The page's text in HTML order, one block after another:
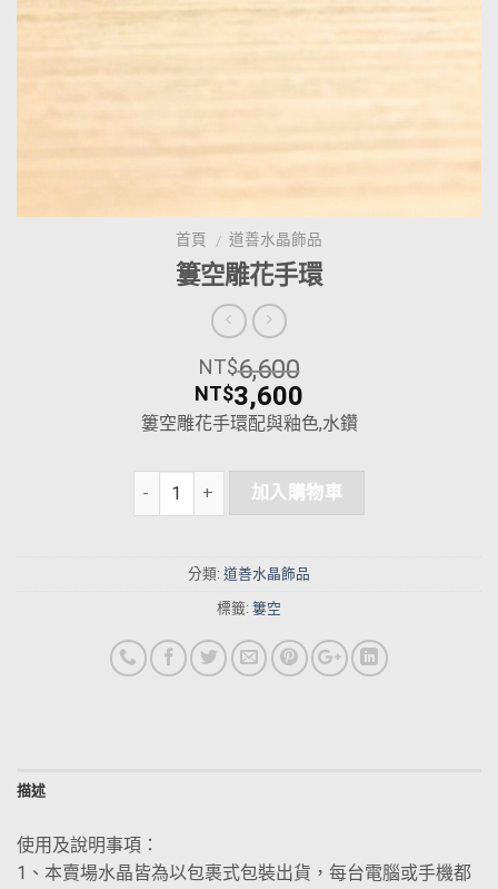
首頁 / 道善水晶飾品
簍空雕花手環
NT$6,600
NT$3,600
簍空雕花手環配與釉色,水鑽
加入購物車
分類: 道善水晶飾品
標籤: 簍空
描述
使用及說明事項：
1、本賣場水晶皆為以包裹式包裝出貨，每台電腦或手機都